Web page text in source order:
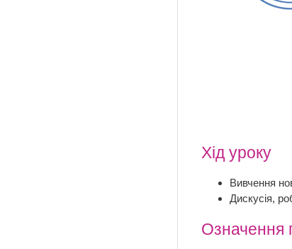
Хід уроку
Вивчення
Дискусія,
Означення